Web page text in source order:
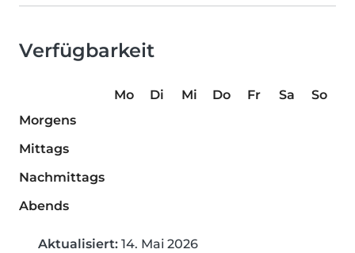
Verfügbarkeit
Mo Di Mi Do Fr Sa
So
Morgens
Mittags
Nachmittags
Abends
Aktualisiert: 14. Mai 2026